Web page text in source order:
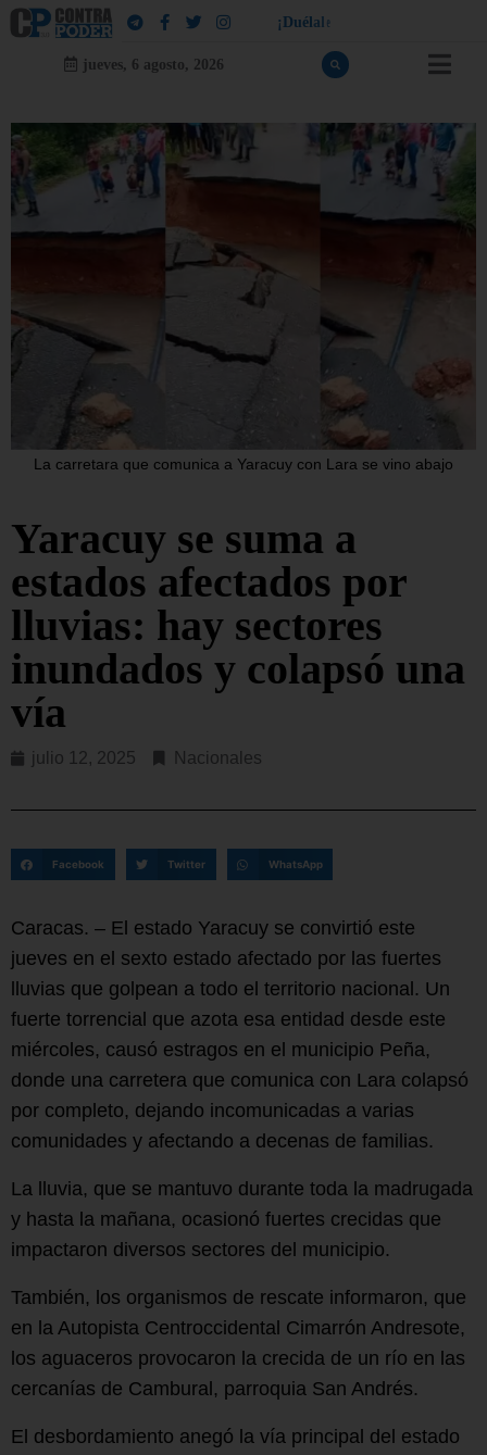
¡ Dué a e
jueves, 6 agosto, 2026
La carretara que comunica a Yaracuy con Lara se vino abajo
Yaracuy se suma a
estados afectados por
lluvias: hay sectores
inundados y colapsó una
vía
julio 12, 2025 Nacionales
Facebook Twitter WhatsApp
Caracas. – El estado Yaracuy se convirtió este
jueves en el sexto estado afectado por las fuertes
lluvias que golpean a todo el territorio nacional. Un
fuerte torrencial que azota esa entidad desde este
miércoles, causó estragos en el municipio Peña,
donde una carretera que comunica con Lara colapsó
por completo, dejando incomunicadas a varias
comunidades y afectando a decenas de familias.
La lluvia, que se mantuvo durante toda la madrugada
y hasta la mañana, ocasionó fuertes crecidas que
impactaron diversos sectores del municipio.
También, los organismos de rescate informaron, que
en la Autopista Centroccidental Cimarrón Andresote,
los aguaceros provocaron la crecida de un río en las
cercanías de Cambural, parroquia San Andrés.
El desbordamiento anegó la vía principal del estado